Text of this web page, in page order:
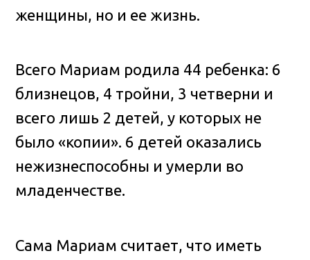
женщины, но и ее жизнь.
Всего Мариам родила 44 ребенка: 6
близнецов, 4 тройни, 3 четверни и
всего лишь 2 детей, у которых не
было «копии». 6 детей оказались
нежизнеспособны и умерли во
младенчестве.
Сама Мариам считает, что иметь